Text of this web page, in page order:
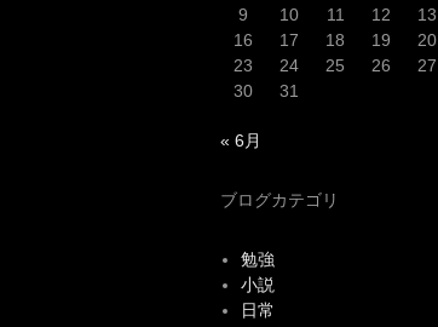
9
10 11 12 13
16
17 18 19 20
23
24 25 26 27
30
31
« 6月
ブログカテゴリ
勉強
小説
日常